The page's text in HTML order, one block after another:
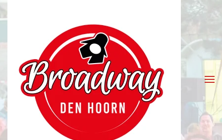
Skip to main content